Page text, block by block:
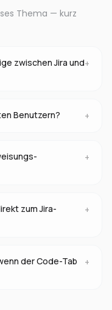
Thema — kurz
zwischen Jira und+
Benutzern? +
+
zum Jira-
+
der Code-Tab
+